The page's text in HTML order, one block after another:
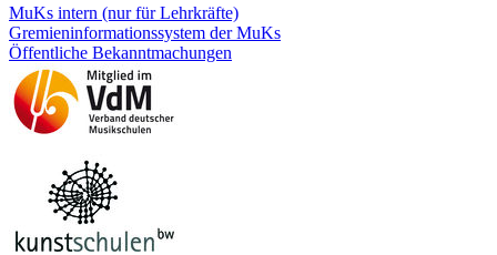
MuKs intern (nur für Lehrkräfte)
Gremieninformationssystem der MuKs
Öffentliche Bekanntmachungen